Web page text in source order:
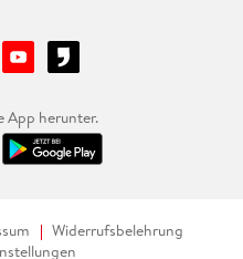
App herunter.
Widerrufsbelehrung